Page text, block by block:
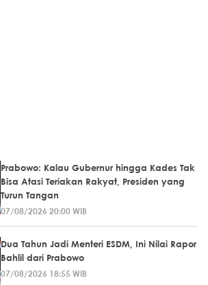
Prabowo: Kalau Gubernur hingga Kades Tak
Bisa Atasi Teriakan Rakyat, Presiden yang
Turun Tangan
07/08/2026 20:00 WIB
Dua Tahun Jadi Menteri ESDM, Ini Nilai Rapor
Bahlil dari Prabowo
07/08/2026 18:55 WIB